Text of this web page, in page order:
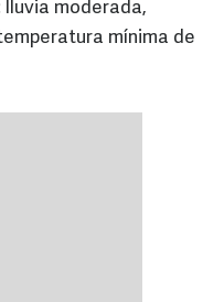
lluvia moderada,
mínima de